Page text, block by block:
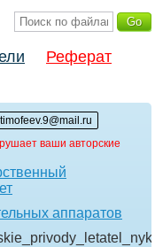
Реферат
timofeev.9@mail.ru
ваши авторские
аппаратов